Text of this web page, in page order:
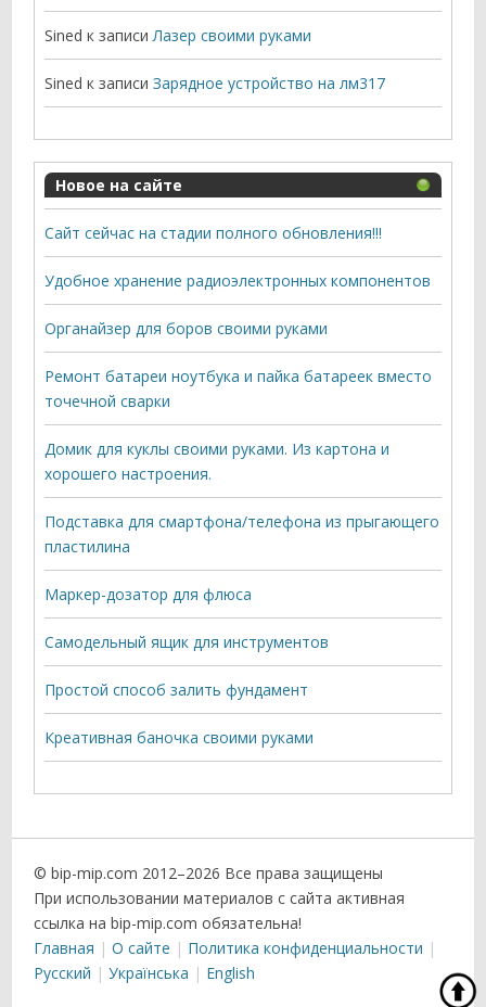
Sined к записиЛазер своими руками
Sined к записиЗарядное устройство на лм317
Новое на сайте
Сайт сейчас на стадии полного обновления!!!
Удобное хранение радиоэлектронных компонентов
Органайзер для боров своими руками
Ремонт батареи ноутбука и пайка батареек вместо
точечной сварки
Домик для куклы своими руками. Из картона и
хорошего настроения.
Подставка для смартфона/телефона из прыгающего
пластилина
Маркер-дозатор для флюса
Самодельный ящик для инструментов
Простой способ залить фундамент
Креативная баночка своими руками
© bip-mip.com 2012–2026 Все права защищены
При использовании материалов с сайта активная
ссылка на bip-mip.com обязательна!
Главная
О сайте
Политика конфиденциальности
Русский
Українська English